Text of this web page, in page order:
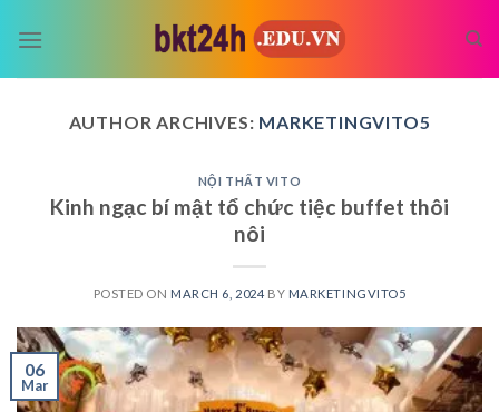
AUTHOR ARCHIVES: MARKETINGVITO5
NỘI THẤT VITO
Kinh ngạc bí mật tổ chức tiệc buffet thôi
nôi
POSTED ON MARCH 6, 2024 BY MARKETINGVITO5
06
Mar